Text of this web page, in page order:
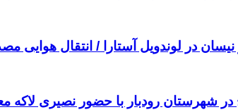
در لوندویل آستارا / انتقال
شهرستان رودبار با حضور نصیری لاکه